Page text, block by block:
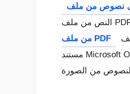
من ملف PDF
مستند Microsoft Office Word ، من الممكن أيضًا استخراج نص من ملف صورة ، لكن الإجراء طويل. يحتاج المرء أولاً إلى تحويل الصورة إلى ملف PDF ، ثم